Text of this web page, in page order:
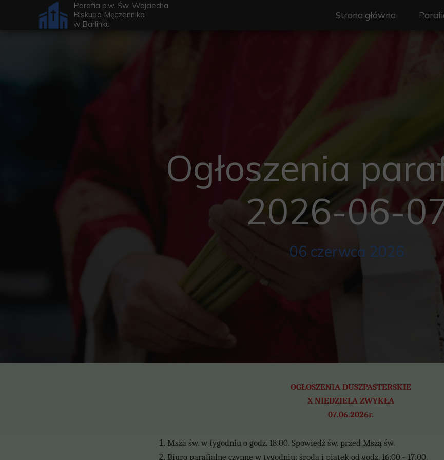
Parafia p.w. Św. Wojciecha
Biskupa Męczennika
w Barlinku
Strona główna
Ogłoszenia
2026-06-
06 czerwca 2026
OGŁOSZENIA DUSZPASTERSKIE
X NIEDZIELA ZWYKŁA
07.06.2026r.
Msza św. w tygodniu o godz. 18:00. Spowiedź św. przed Mszą św.
Biuro parafialne czynne w tygodniu: środa i piątek od godz. 16:00 - 17:00.